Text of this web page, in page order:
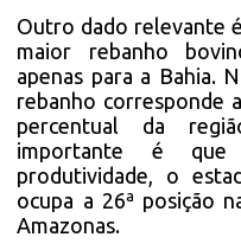
Outro dado relevante
maior rebanho
apenas para a Bahia.
rebanho corresponde
percentual da
importante é
produtividade, o
ocupa a 26ª posição
Amazonas.